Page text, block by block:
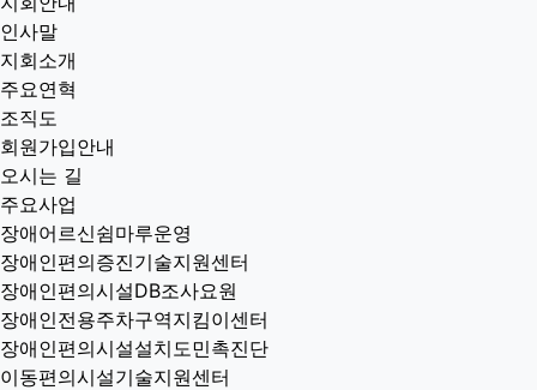
인사말
지회소개
주요연혁
조직도
회원가입안내
오시는 길
주요사업
장애어르신쉼마루운영
장애인편의증진기술지원센터
장애인편의시설DB조사요원
장애인전용주차구역지킴이센터
장애인편의시설설치도민촉진단
이동편의시설기술지원센터